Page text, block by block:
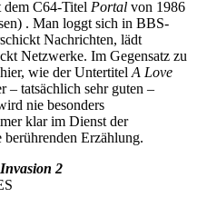
C64-Titel Portal von 1986
. Man loggt sich in BBS-
Nachrichten, lädt
Netzwerke. Im Gegensatz zu
wie der Untertitel A Love
– tatsächlich sehr guten –
nie besonders
klar im Dienst der
Erzählung.
2